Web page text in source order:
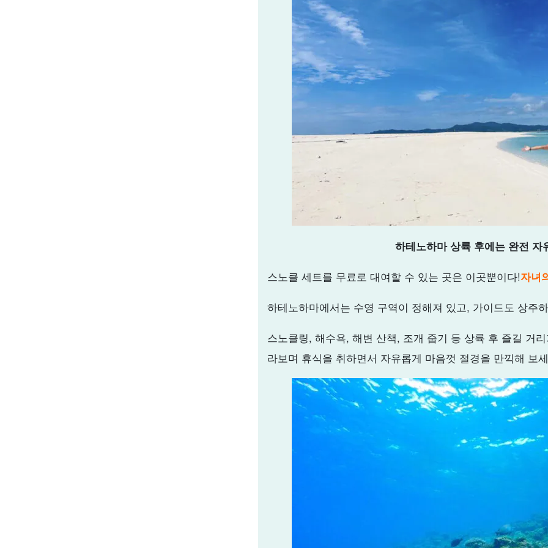
하테노하마 상륙 후에는 완전 자
스노클 세트를 무료로 대여할 수 있는 곳은 이곳뿐이다!자녀
하테노하마에서는 수영 구역이 정해져 있고, 가이드도 상주
스노클링, 해수욕, 해변 산책, 조개 줍기 등 상륙 후 즐길 거
라보며 휴식을 취하면서 자유롭게 마음껏 절경을 만끽해 보